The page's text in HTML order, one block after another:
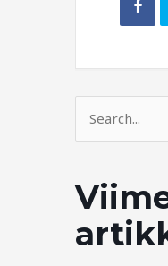
Search
for: